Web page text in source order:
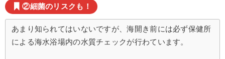
②細菌のリスクも！
あまり知られてはいないですが、海開き前には必ず保健所
による海水浴場内の水質チェックが行わています。